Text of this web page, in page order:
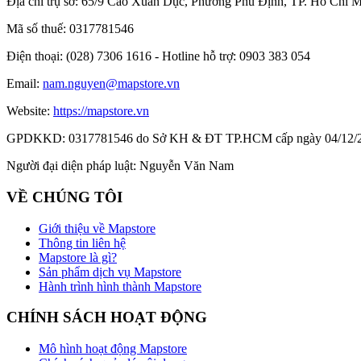
Mã số thuế: 0317781546
Điện thoại: (028) 7306 1616 - Hotline hỗ trợ: 0903 383 054
Email: nam.nguyen@mapstore.vn
Website: https://mapstore.vn
GPDKKD: 0317781546 do Sở KH & ĐT TP.HCM cấp ngày 04/12/
Người đại diện pháp luật: Nguyễn Văn Nam
VỀ CHÚNG TÔI
Giới thiệu về Mapstore
Thông tin liên hệ
Mapstore là gì?
Sản phẩm dịch vụ Mapstore
Hành trình hình thành Mapstore
CHÍNH SÁCH HOẠT ĐỘNG
Mô hình hoạt động Mapstore